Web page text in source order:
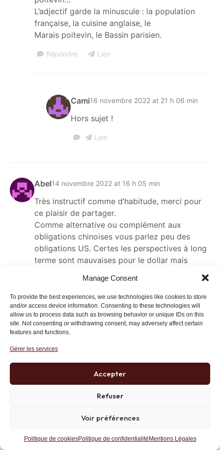
Manage Consent
To provide the best experiences, we use technologies like cookies to store
and/or access device information. Consenting to these technologies will
allow us to process data such as browsing behavior or unique IDs on this
site. Not consenting or withdrawing consent, may adversely affect certain
features and functions.
Gérer les services
Accepter
Refuser
Voir préférences
Politique de cookiesPolitique de confidentialité Mentions Légales
L’adjectif garde la minuscule : la population
française, la cuisine anglaise, le
Marais poitevin, le Bassin parisien.
Répondre Lien
Cami16 novembre 2022 at 21 h 06 min
Hors sujet !
Lien
Abel14 novembre 2022 at 16 h 05 min
Très instructif comme d’habitude, merci pour
ce plaisir de partager.
Comme alternative ou complément aux
obligations chinoises vous parlez peu des
obligations US. Certes les perspectives à long
terme sont mauvaises pour le dollar mais
pour son gaz, son pétrole et ses armes. Si
certaines régions se dé-dollarisent l’Europe se
re-dollarise à tout va !
Les taux courts (4 mois) sont à 4% et la Fed
n’en a visiblement pas fini même si certains
Répondre Lien
Merci pour cet exercice d’honnêteté
intellectuelle